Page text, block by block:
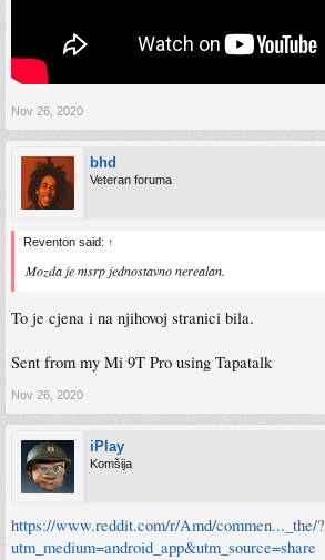
Nov 26, 2020
bhd
Veteran foruma
Reventon said: ↑
Mozda je msrp jednostavno nerealan.
To je cjena i na njihovoj stranici bila.
Sent from my Mi 9T Pro using Tapatalk
Nov 26, 2020
iPlay
Komšija
https://www.reddit.com/r/Amd/commen..._the/?
utm_medium=android_app&utm_source=share